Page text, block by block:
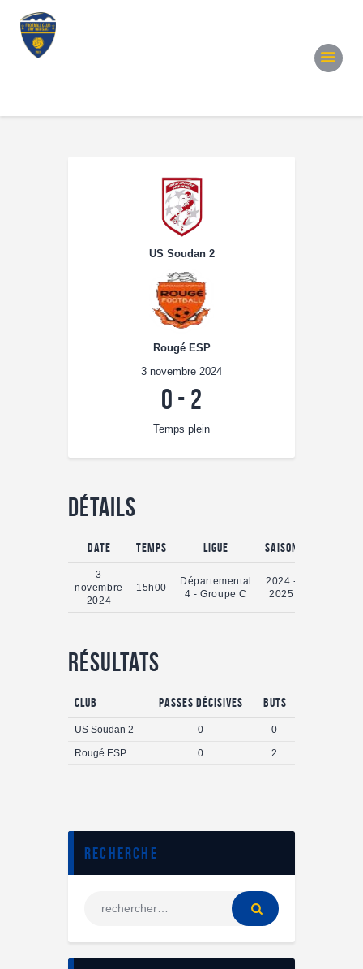
US Soudan 2
Rougé ESP
3 novembre 2024
0 - 2
Temps plein
Détails
Date Temps Ligue Saison
3
novembre
2024
15h00
Départemental
4 - Groupe C
2024 -
2025
Résultats
Club Passes Décisives Buts
US Soudan 2 0 0
Rougé ESP 0 2
Recherche